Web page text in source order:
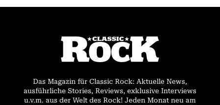
Das Magazin für Classic Rock: Aktuelle News,
ausführliche Stories, Reviews, exklusive Interviews
u.v.m. aus der Welt des Rock! Jeden Monat neu am